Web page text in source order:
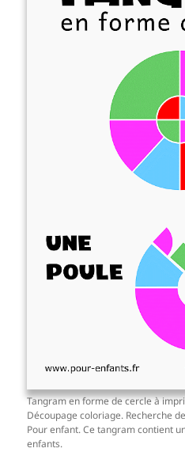
Tangram en forme de cercle à
Découpage coloriage. Recherche
Pour enfant. Ce tangram contient
enfants.